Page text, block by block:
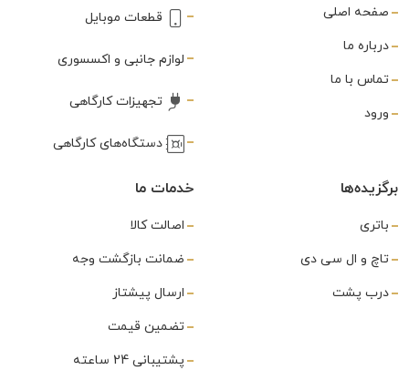
صفحه اصلی
درباره ما
تماس با ما
ورود
قطعات موبایل
لوازم جانبی و اکسسوری
تجهیزات کارگاهی
دستگاه‌های کارگاهی
برگزیده‌ها
باتری
تاچ و ال سی دی
درب پشت
خدمات ما
اصالت کالا
ضمانت بازگشت وجه
ارسال پیشتاز
تضمین قیمت
پشتیبانی 24 ساعته